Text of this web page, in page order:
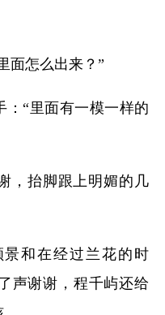
面怎么出来？”
：“里面有一模一样的
，抬脚跟上明媚的几
和在经过兰花的时
声谢谢，程千屿还给